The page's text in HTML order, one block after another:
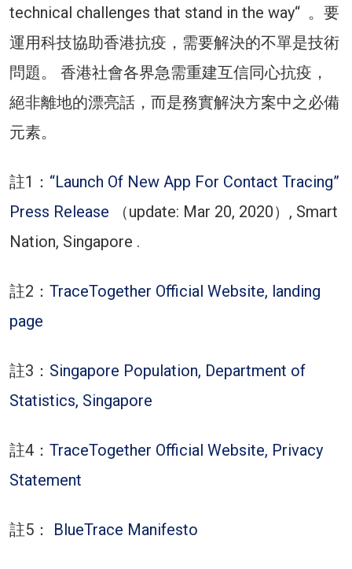
technical challenges that stand in the way“ 。要
運用科技協助香港抗疫，需要解決的不單是技術
問題。 香港社會各界急需重建互信同心抗疫，
絕非離地的漂亮話，而是務實解決方案中之必備
元素。
註1： “Launch Of New App For Contact Tracing”
Press Release （update: Mar 20, 2020）, Smart
Nation, Singapore .
註2： TraceTogether Official Website, landing
page
註3： Singapore Population, Department of
Statistics, Singapore
註4： TraceTogether Official Website, Privacy
Statement
註5： BlueTrace Manifesto